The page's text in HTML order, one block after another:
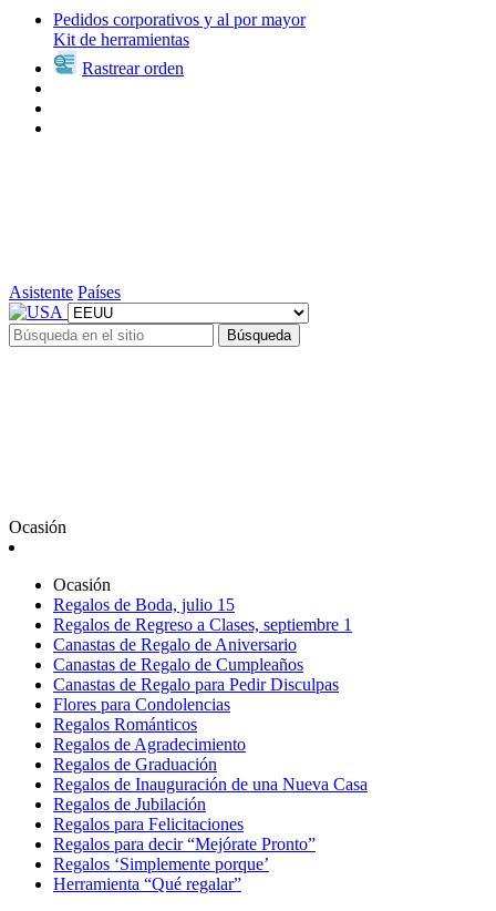
Pedidos corporativos y al por mayor
Kit de herramientas
Rastrear orden
Asistente Países
Búsqueda
Ocasión
Ocasión
Regalos de Boda, julio 15
Regalos de Regreso a Clases, septiembre 1
Canastas de Regalo de Aniversario
Canastas de Regalo de Cumpleaños
Canastas de Regalo para Pedir Disculpas
Flores para Condolencias
Regalos Románticos
Regalos de Agradecimiento
Regalos de Graduación
Regalos de Inauguración de una Nueva Casa
Regalos de Jubilación
Regalos para Felicitaciones
Regalos para decir “Mejórate Pronto”
Regalos ‘Simplemente porque’
Herramienta “Qué regalar”